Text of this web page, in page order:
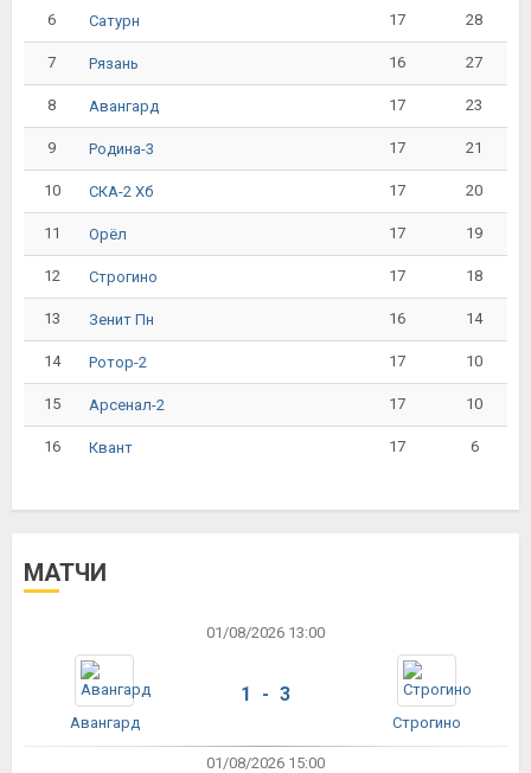
6 Сатурн 17 28
7 Рязань 16 27
8 Авангард 17 23
9 Родина-3 17 21
10 СКА-2 Хб 17 20
11 Орёл 17 19
12 Строгино 17 18
13 Зенит Пн 16 14
14 Ротор-2 17 10
15 Арсенал-2 17 10
16 Квант 17 6
МАТЧИ
01/08/2026 13:00
Авангард
1 - 3
Строгино
01/08/2026 15:00